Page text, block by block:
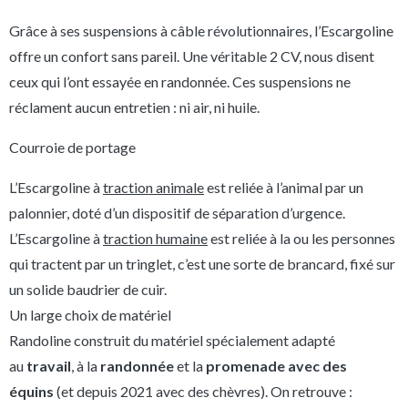
Grâce à ses suspensions à câble révolutionnaires, l’Escargoline
offre un confort sans pareil. Une véritable 2 CV, nous disent
ceux qui l’ont essayée en randonnée. Ces suspensions ne
réclament aucun entretien : ni air, ni huile.
Courroie de portage
L’Escargoline àtraction animaleest reliée à l’animal par un
palonnier, doté d’un dispositif de séparation d’urgence.
L’Escargoline àtraction humaineest reliée à la ou les personnes
qui tractent par un tringlet, c’est une sorte de brancard, fixé sur
un solide baudrier de cuir.
Un large choix de matériel
Randoline construit du matériel spécialement adapté
au travail, à la randonnéeet la promenade avec des
équins (et depuis 2021 avec des chèvres). On retrouve :